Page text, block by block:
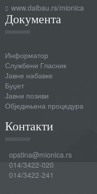
www.daibau.rs/mionica
Документа
Информатор
Службени Гласник
Јавне набавке
Буџет
Јавни позиви
Обједињена процедура
Контакти
opstina@mionica.rs
014/3422-020
014/3422-241